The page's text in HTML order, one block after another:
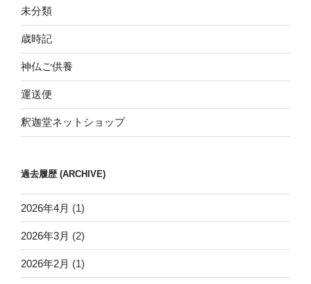
未分類
歳時記
神仏ご供養
運送便
釈迦堂ネットショップ
過去履歴 (ARCHIVE)
2026年4月 (1)
2026年3月 (2)
2026年2月 (1)